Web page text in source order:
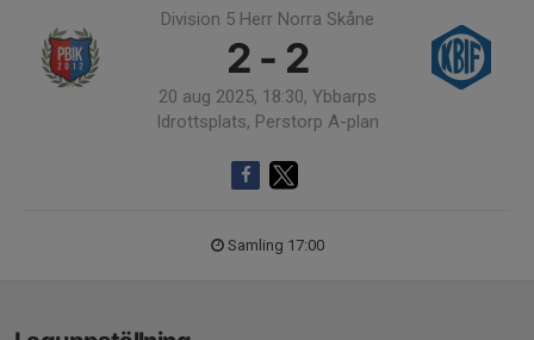
Division 5 Herr Norra Skåne
2 - 2
20 aug 2025, 18:30, Ybbarps
Idrottsplats, Perstorp A-plan
Samling 17:00